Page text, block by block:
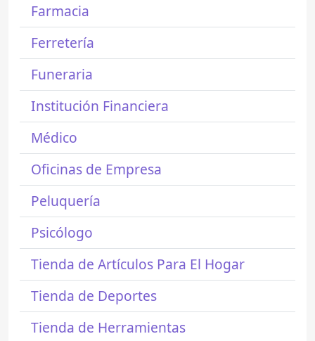
Farmacia
Ferretería
Funeraria
Institución Financiera
Médico
Oficinas de Empresa
Peluquería
Psicólogo
Tienda de Artículos Para El Hogar
Tienda de Deportes
Tienda de Herramientas